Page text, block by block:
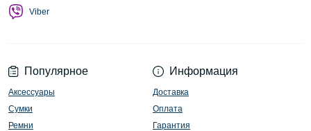
Популярное
Аксессуары
Сумки
Ремни
Информация
Доставка
Оплата
Гарантия
Viber